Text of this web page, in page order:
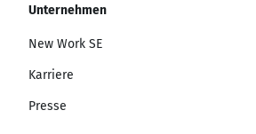
Unternehmen
New Work SE
Karriere
Presse